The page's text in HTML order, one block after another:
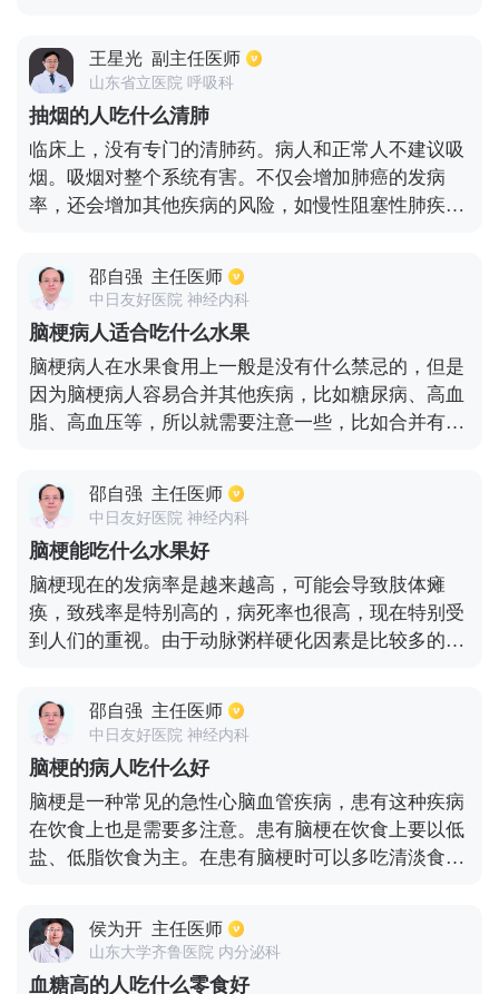
治疗便秘的作用。另外橘子，由于在橘子中有很多的
营养成分，对于降低血脂会有很好的效果，在一定的
程度上还能避免动脉粥样硬化。或者吃点西瓜，里面
包含了很多的果糖，葡萄糖等成分，具有生津止渴等
作用。就是要注意不能多吃，每天只需要吃一样就
好。
王星光 副主任医师
山东省立医院 呼吸科
抽烟的人吃什么清肺
临床上，没有专门的清肺药。病人和正常人不建议吸
烟。吸烟对整个系统有害。不仅会增加肺癌的发病
率，还会增加其他疾病的风险，如慢性阻塞性肺疾
动脉粥样硬化。如果冠心病可以在心脏中表现出来，
那么在严重的情况下会出现心肌梗塞等危急情况。如
果发生脑动脉粥样硬化，就会发生脑梗塞，导致中
风、偏瘫等。如果动脉粥样硬化发生在其他部位，可
能会导致手脚局部瘫痪，在严重的情况下，严重的情
况如外周肢体缺血、泛白、发黑等。
邵自强 主任医师
中日友好医院 神经内科
脑梗病人适合吃什么水果
脑梗病人在水果食用上一般是没有什么禁忌的，但是
因为脑梗病人容易合并其他疾病，比如糖尿病、高血
脂、高血压等，所以就需要注意一些，比如合并有糖
高血脂的患者，可以适当吃山楂，在降低血脂方面有
一定的功效。对于高血压患者来说，就可以多吃含钾
高的水果，比如香蕉、橘子等，有利于血压的控制。
对于冠心病的患者来说，也是需要少吃水果的，否则
就会加快动脉斑块的形成，从而促使动脉粥样硬化，
加重病情发展，如果吃水果的话也要选择富含维生素
硬化作用。
邵自强 主任医师
中日友好医院 神经内科
脑梗能吃什么水果好
脑梗现在的发病率是越来越高，可能会导致肢体瘫
痪，致残率是特别高的，病死率也很高，现在特别受
到人们的重视。由于动脉粥样硬化因素是比较多的，
糖分比较高的食物的，如果没糖尿病，有其他的疾
病，可以吃一些新鲜的蔬菜，或者是苹果橘子，还可
以吃一些火龙果等。但是菠萝和芒果类型的水果容易
上火，建议少吃。
邵自强 主任医师
中日友好医院 神经内科
脑梗的病人吃什么好
脑梗是一种常见的急性心脑血管疾病，患有这种疾病
在饮食上也是需要多注意。患有脑梗在饮食上要以低
盐、低脂饮食为主。在患有脑梗时可以多吃清淡食
杂粮食物等。对于蔬菜类食物应该选择新鲜绿色的蔬
菜，如韭菜、芹菜等粗纤维类的食物，这样些食物可
以促进肠道蠕动，对预防便秘有很好的帮助，还可以
侯为开 主任医师
山东大学齐鲁医院 内分泌科
血糖高的人吃什么零食好